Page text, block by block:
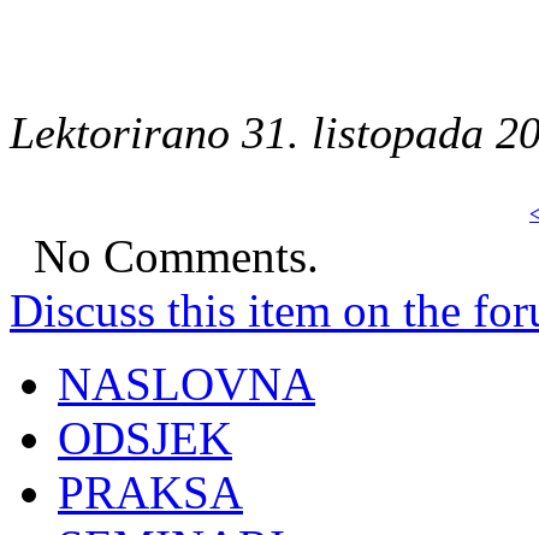
Lektorirano 31. listopada
No Comments.
Discuss this item on the
NASLOVNA
ODSJEK
PRAKSA